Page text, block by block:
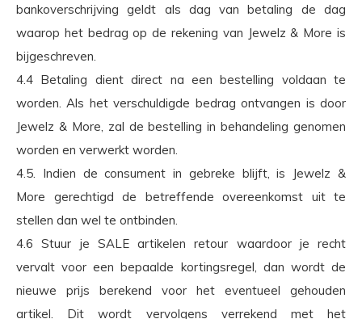
bankoverschrijving geldt als dag van betaling de dag
waarop het bedrag op de rekening van Jewelz & More is
bijgeschreven.
4.4 Betaling dient direct na een bestelling voldaan te
worden. Als het verschuldigde bedrag ontvangen is door
Jewelz & More, zal de bestelling in behandeling genomen
worden en verwerkt worden.
4.5. Indien de consument in gebreke blijft, is Jewelz &
More gerechtigd de betreffende overeenkomst uit te
stellen dan wel te ontbinden.
4.6 Stuur je SALE artikelen retour waardoor je recht
vervalt voor een bepaalde kortingsregel, dan wordt de
nieuwe prijs berekend voor het eventueel gehouden
artikel. Dit wordt vervolgens verrekend met het